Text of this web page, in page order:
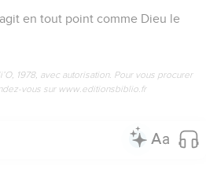
en tout point comme Dieu le
1978, avec autorisation. Pour vous procurer
vous sur www.editionsbiblio.fr